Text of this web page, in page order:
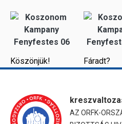
Köszönjük! Fáradt?
AZ ORFK-